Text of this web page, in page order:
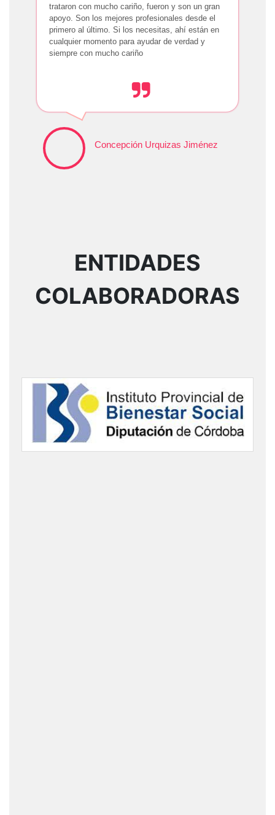
trataron con mucho cariño, fueron y son un gran
apoyo. Son los mejores profesionales desde el
primero al último. Si los necesitas, ahí están en
cualquier momento para ayudar de verdad y
siempre con mucho cariño
Concepción Urquizas Jiménez
ENTIDADES
COLABORADORAS